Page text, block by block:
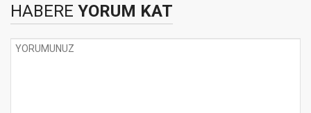
HABERE YORUM KAT